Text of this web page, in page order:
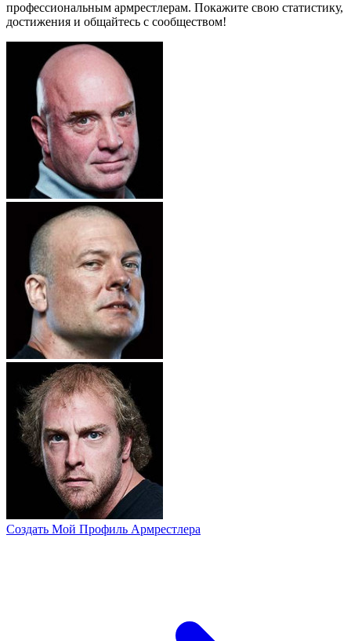
профессиональным армрестлерам. Покажите свою статистику,
достижения и общайтесь с сообществом!
Создать Мой Профиль Армрестлера